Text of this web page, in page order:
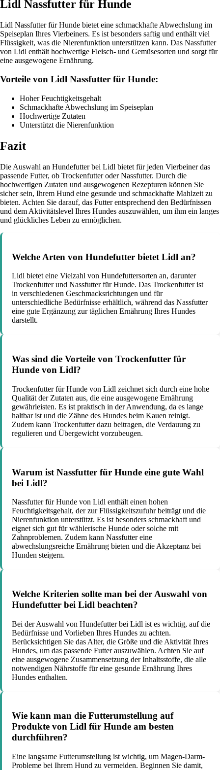
Lidl Nassfutter für Hunde
Lidl Nassfutter für Hunde bietet eine schmackhafte Abwechslung im
Speiseplan Ihres Vierbeiners. Es ist besonders saftig und enthält viel
Flüssigkeit, was die Nierenfunktion unterstützen kann. Das Nassfutter
von Lidl enthält hochwertige Fleisch- und Gemüsesorten und sorgt für
eine ausgewogene Ernährung.
Vorteile von Lidl Nassfutter für Hunde:
Hoher Feuchtigkeitsgehalt
Schmackhafte Abwechslung im Speiseplan
Hochwertige Zutaten
Unterstützt die Nierenfunktion
Fazit
Die Auswahl an Hundefutter bei Lidl bietet für jeden Vierbeiner das
passende Futter, ob Trockenfutter oder Nassfutter. Durch die
hochwertigen Zutaten und ausgewogenen Rezepturen können Sie
sicher sein, Ihrem Hund eine gesunde und schmackhafte Mahlzeit zu
bieten. Achten Sie darauf, das Futter entsprechend den Bedürfnissen
und dem Aktivitätslevel Ihres Hundes auszuwählen, um ihm ein langes
und glückliches Leben zu ermöglichen.
Welche Arten von Hundefutter bietet Lidl an?
Lidl bietet eine Vielzahl von Hundefuttersorten an, darunter
Trockenfutter und Nassfutter für Hunde. Das Trockenfutter ist
in verschiedenen Geschmacksrichtungen und für
unterschiedliche Bedürfnisse erhältlich, während das Nassfutter
eine gute Ergänzung zur täglichen Ernährung Ihres Hundes
darstellt.
Was sind die Vorteile von Trockenfutter für
Hunde von Lidl?
Trockenfutter für Hunde von Lidl zeichnet sich durch eine hohe
Qualität der Zutaten aus, die eine ausgewogene Ernährung
gewährleisten. Es ist praktisch in der Anwendung, da es lange
haltbar ist und die Zähne des Hundes beim Kauen reinigt.
Zudem kann Trockenfutter dazu beitragen, die Verdauung zu
regulieren und Übergewicht vorzubeugen.
Warum ist Nassfutter für Hunde eine gute Wahl
bei Lidl?
Nassfutter für Hunde von Lidl enthält einen hohen
Feuchtigkeitsgehalt, der zur Flüssigkeitszufuhr beiträgt und die
Nierenfunktion unterstützt. Es ist besonders schmackhaft und
eignet sich gut für wählerische Hunde oder solche mit
Zahnproblemen. Zudem kann Nassfutter eine
abwechslungsreiche Ernährung bieten und die Akzeptanz bei
Hunden steigern.
Welche Kriterien sollte man bei der Auswahl von
Hundefutter bei Lidl beachten?
Bei der Auswahl von Hundefutter bei Lidl ist es wichtig, auf die
Bedürfnisse und Vorlieben Ihres Hundes zu achten.
Berücksichtigen Sie das Alter, die Größe und die Aktivität Ihres
Hundes, um das passende Futter auszuwählen. Achten Sie auf
eine ausgewogene Zusammensetzung der Inhaltsstoffe, die alle
notwendigen Nährstoffe für eine gesunde Ernährung Ihres
Hundes enthalten.
Wie kann man die Futterumstellung auf
Produkte von Lidl für Hunde am besten
durchführen?
Eine langsame Futterumstellung ist wichtig, um Magen-Darm-
Probleme bei Ihrem Hund zu vermeiden. Beginnen Sie damit,